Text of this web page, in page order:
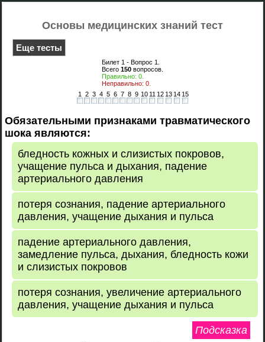
Основы медицинских знаний тест
Еще тесты
Билет 1 - Вопрос 1
Всего 150 вопросов.
Правильно: 0
Неправильно: 0
1
2 3 4 5 6 7 8 9 10 11 12 13 14 15
Обязательными признаками травматического
шока являются:
бледность кожных и слизистых покровов,
учащение пульса и дыхания, падение
артериального давления
потеря сознания, падение артериального
давления, учащение дыхания и пульса
падение артериального давления,
замедление пульса, дыхания, бледность кожи
и слизистых покровов
потеря сознания, увеличение артериального
давления, учащение дыхания и пульса
Подсказка